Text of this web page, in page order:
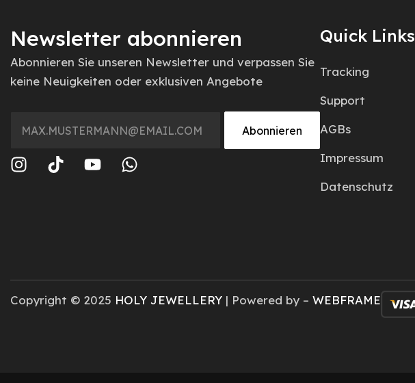
Newsletter abonnieren
Abonnieren Sie unseren Newsletter und verpassen Sie
keine Neuigkeiten oder exklusiven Angebote
Abonnieren
Quick Links
Tracking
Support
AGBs
Impressum
Datenschutz
Copyright © 2025 HOLY JEWELLERY | Powered by – WEBFRAME